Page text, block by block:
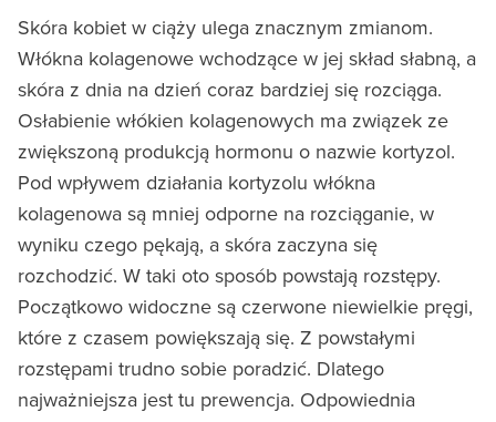
Skóra kobiet w ciąży ulega znacznym zmianom.
Włókna kolagenowe wchodzące w jej skład słabną, a
skóra z dnia na dzień coraz bardziej się rozciąga.
Osłabienie włókien kolagenowych ma związek ze
zwiększoną produkcją hormonu o nazwie kortyzol.
Pod wpływem działania kortyzolu włókna
kolagenowa są mniej odporne na rozciąganie, w
wyniku czego pękają, a skóra zaczyna się
rozchodzić. W taki oto sposób powstają rozstępy.
Początkowo widoczne są czerwone niewielkie pręgi,
które z czasem powiększają się. Z powstałymi
rozstępami trudno sobie poradzić. Dlatego
najważniejsza jest tu prewencja. Odpowiednia